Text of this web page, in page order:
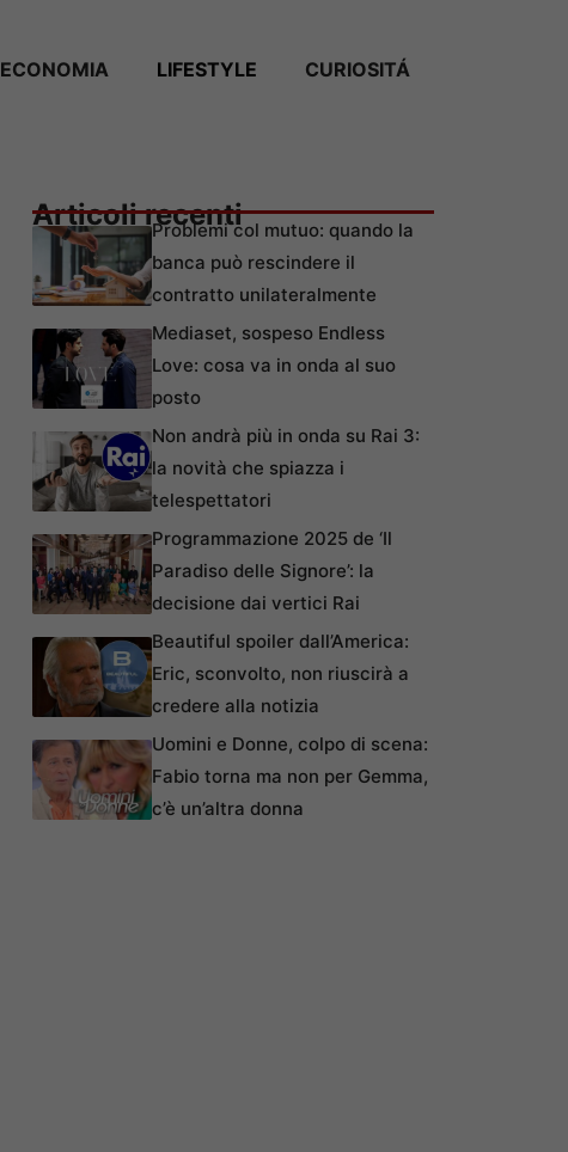
ECONOMIA LIFESTYLE CURIOSITÁ
Articoli recentiProblemi col mutuo: quando la
banca può rescindere il
contratto unilateralmente
Mediaset, sospeso Endless
Love: cosa va in onda al suo
posto
Non andrà più in onda su Rai 3:
la novità che spiazza i
telespettatori
Programmazione 2025 de ‘Il
Paradiso delle Signore’: la
decisione dai vertici Rai
Beautiful spoiler dall’America:
Eric, sconvolto, non riuscirà a
credere alla notizia
Uomini e Donne, colpo di scena:
Fabio torna ma non per Gemma,
c’è un’altra donna